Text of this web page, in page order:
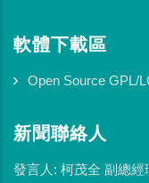
軟體下載區
Open Source GPL/
新聞聯絡人
發言人: 柯茂全 副總經